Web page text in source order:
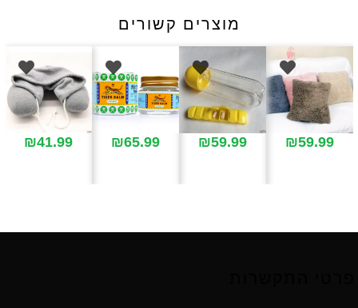
מוצרים קשורים
₪59.99
₪59.99
₪65.99
₪41.99